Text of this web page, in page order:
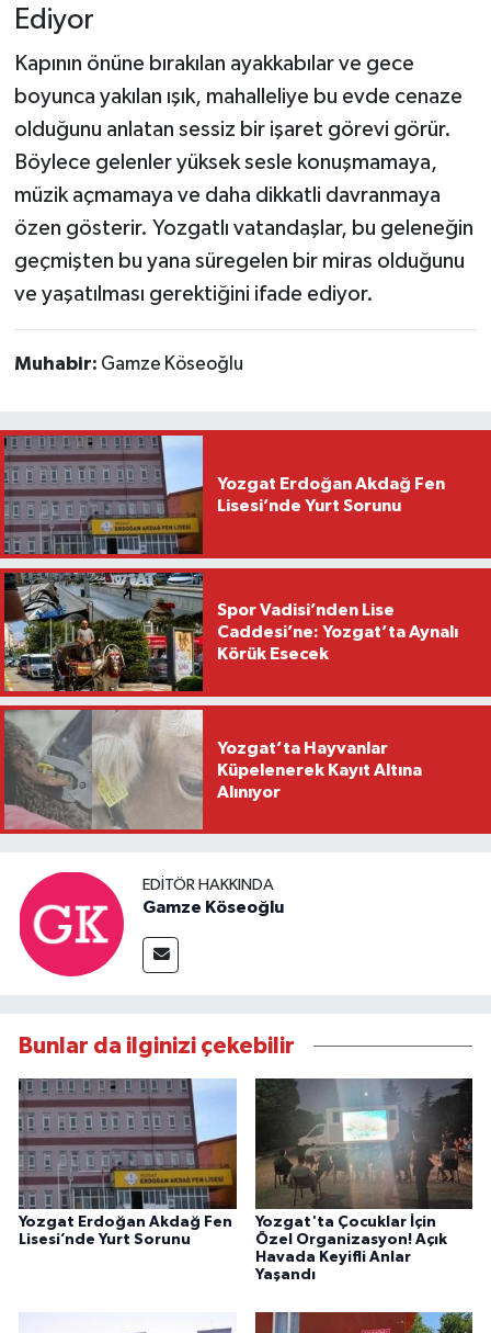
Ediyor
Kapının önüne bırakılan ayakkabılar ve gece
boyunca yakılan ışık, mahalleliye bu evde cenaze
olduğunu anlatan sessiz bir işaret görevi görür.
Böylece gelenler yüksek sesle konuşmamaya,
müzik açmamaya ve daha dikkatli davranmaya
özen gösterir. Yozgatlı vatandaşlar, bu geleneğin
geçmişten bu yana süregelen bir miras olduğunu
ve yaşatılması gerektiğini ifade ediyor.
Muhabir: Gamze Köseoğlu
Yozgat Erdoğan Akdağ Fen
Lisesi’nde Yurt Sorunu
Spor Vadisi’nden Lise
Caddesi’ne: Yozgat’ta Aynalı
Körük Esecek
Yozgat’ta Hayvanlar
Küpelenerek Kayıt Altına
Alınıyor
EDITÖR HAKKINDA
Gamze Köseoğlu
Bunlar da ilginizi çekebilir
Yozgat Erdoğan Akdağ Fen
Lisesi’nde Yurt Sorunu
Yozgat'ta Çocuklar İçin
Özel Organizasyon! Açık
Havada Keyifli Anlar
Yaşandı